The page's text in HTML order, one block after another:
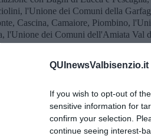
QUInewsValbisenzio.it
If you wish to opt-out of
sensitive information for
confirm your selection.
continue seeing interest-
l'Unione dei Comuni della
Cascina, Camaiore, Piombino,
l'Unione dei Comuni dell'Amiata Val
mon tani del Casentino,
a Ripoli, Follonica, l'Unione
Sinalunga, l'Unione dei
Croce, Barga, San Vincenzo, Pescia,
d'Arbia in associazione con
montana Lunigiana, Reggello,